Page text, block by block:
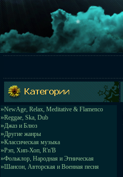
»NewAge, Relax, Meditative & Flamenco
»Reggae, Ska, Dub
»Джаз и Блюз
»Другие жанры
»Классическая музыка
»Рэп, Хип-Хоп, R'n'B
»Фольклор, Народная и Этническая
»Шансон, Авторская и Военная песня